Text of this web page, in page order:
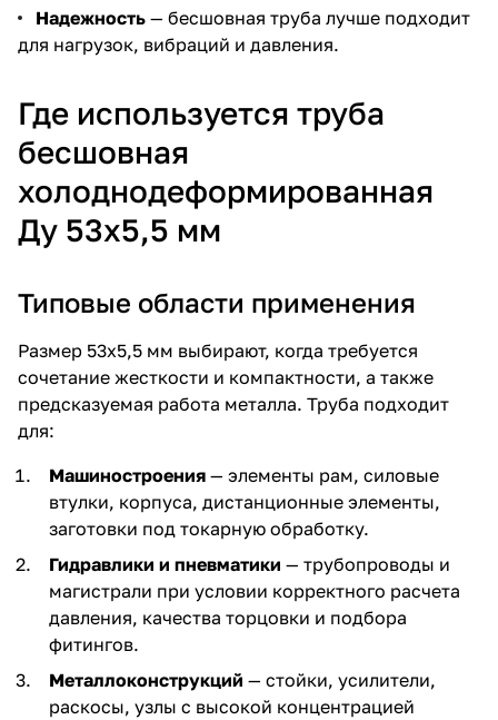
Надежность — бесшовная труба лучше подходит
для нагрузок, вибраций и давления.
Где используется труба
бесшовная
холоднодеформированная
Ду 53х5,5 мм
Типовые области применения
Размер 53х5,5 мм выбирают, когда требуется
сочетание жесткости и компактности, а также
предсказуемая работа металла. Труба подходит
для:
Машиностроения — элементы рам, силовые
втулки, корпуса, дистанционные элементы,
заготовки под токарную обработку.
Гидравлики и пневматики — трубопроводы и
магистрали при условии корректного расчета
давления, качества торцовки и подбора
фитингов.
Металлоконструкций — стойки, усилители,
раскосы, узлы с высокой концентрацией